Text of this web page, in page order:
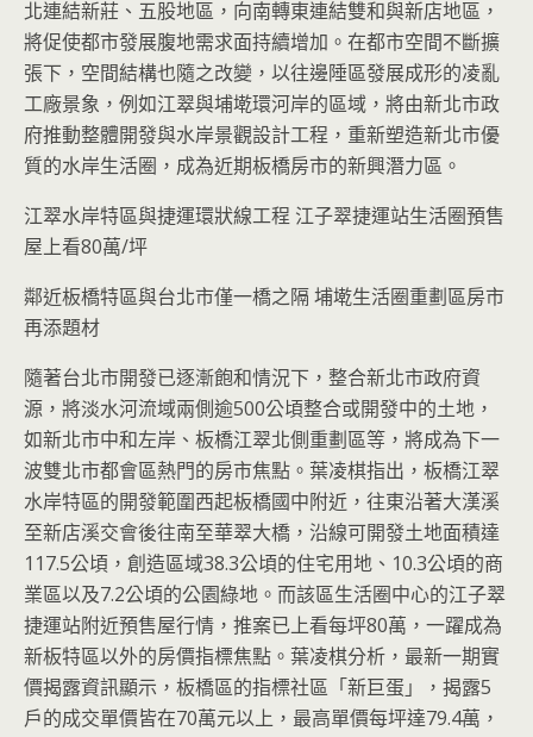
北連結新莊、五股地區，向南轉東連結雙和與新店地區，
將促使都市發展腹地需求面持續增加。在都市空間不斷擴
張下，空間結構也隨之改變，以往邊陲區發展成形的凌亂
工廠景象，例如江翠與埔墘環河岸的區域，將由新北市政
府推動整體開發與水岸景觀設計工程，重新塑造新北市優
質的水岸生活圈，成為近期板橋房市的新興潛力區。
江翠水岸特區與捷運環狀線工程 江子翠捷運站生活圈預售
屋上看80萬/坪
鄰近板橋特區與台北市僅一橋之隔 埔墘生活圈重劃區房市
再添題材
隨著台北市開發已逐漸飽和情況下，整合新北市政府資
源，將淡水河流域兩側逾500公頃整合或開發中的土地，
如新北市中和左岸、板橋江翠北側重劃區等，將成為下一
波雙北市都會區熱門的房市焦點。葉凌棋指出，板橋江翠
水岸特區的開發範圍西起板橋國中附近，往東沿著大漢溪
至新店溪交會後往南至華翠大橋，沿線可開發土地面積達
117.5公頃，創造區域38.3公頃的住宅用地、10.3公頃的商
業區以及7.2公頃的公園綠地。而該區生活圈中心的江子翠
捷運站附近預售屋行情，推案已上看每坪80萬，一躍成為
新板特區以外的房價指標焦點。葉凌棋分析，最新一期實
價揭露資訊顯示，板橋區的指標社區「新巨蛋」，揭露5
戶的成交單價皆在70萬元以上，最高單價每坪達79.4萬，